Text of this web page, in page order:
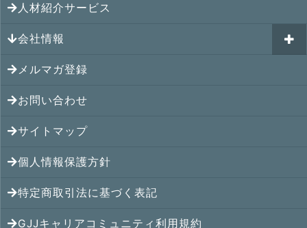
GJJキャリアコミュニティ
メキシコの就職情報
ヨーロッパの就職情報
オセアニアの就職情報
シンガポールの就職情報
マレーシアの就職情報
タイの就職情報
ベトナムの就職情報
インドネシアの就職情報
シンガポール就職の体験談
マレーシア就職の体験談
タイ就職の体験談
ベトナム就職の体験談
インドネシア就職の体験談
インド就職の体験談
フィリピン就職の体験談
ミャンマー就職の体験談
シンガポールの求人
マレーシアの求人
タイの求人
ベトナムの求人
インドネシアの求人
インドの求人
フィリピンの求人
カンボジアの求人
人材紹介サービス
会社情報
アクセス
メンバー紹介
提携先
コンサルタント
メルマガ登録
お問い合わせ
サイトマップ
個人情報保護方針
特定商取引法に基づく表記
GJJキャリアコミュニティ利用規約